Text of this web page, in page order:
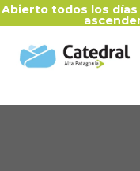
Abierto todos los días